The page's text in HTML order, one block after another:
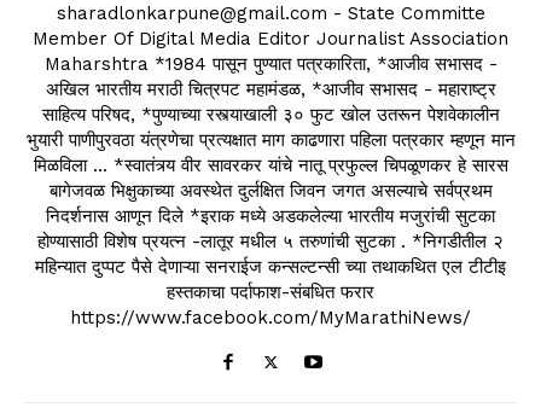
sharadlonkarpune@gmail.com - State Committe
Member Of Digital Media Editor Journalist Association
Maharshtra *1984 पासून पुण्यात पत्रकारिता, *आजीव सभासद -
अखिल भारतीय मराठी चित्रपट महामंडळ, *आजीव सभासद - महाराष्ट्र
साहित्य परिषद, *पुण्याच्या रस्त्याखाली ३० फुट खोल उतरून पेशवेकालीन
भुयारी पाणीपुरवठा यंत्रणेचा प्रत्यक्षात माग काढणारा पहिला पत्रकार म्हणून मान
मिळविला ... *स्वातंत्र्य वीर सावरकर यांचे नातू प्रफुल्ल चिपळूणकर हे सारस
बागेजवळ भिक्षुकाच्या अवस्थेत दुर्लक्षित जिवन जगत असल्याचे सर्वप्रथम
निदर्शनास आणून दिले *इराक मध्ये अडकलेल्या भारतीय मजुरांची सुटका
होण्यासाठी विशेष प्रयत्न -लातूर मधील ५ तरुणांची सुटका . *निगडीतील २
महिन्यात दुप्पट पैसे देणाऱ्या सनराईज कन्सल्टन्सी च्या तथाकथित एल टीटीइ
हस्तकाचा पर्दाफाश-संबधित फरार
https://www.facebook.com/MyMarathiNews/